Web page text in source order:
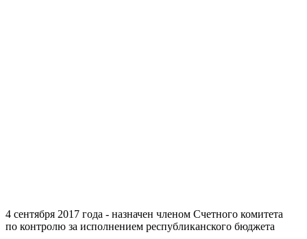
4 сентября 2017 года - назначен членом Счетного комитета
по контролю за исполнением республиканского бюджета